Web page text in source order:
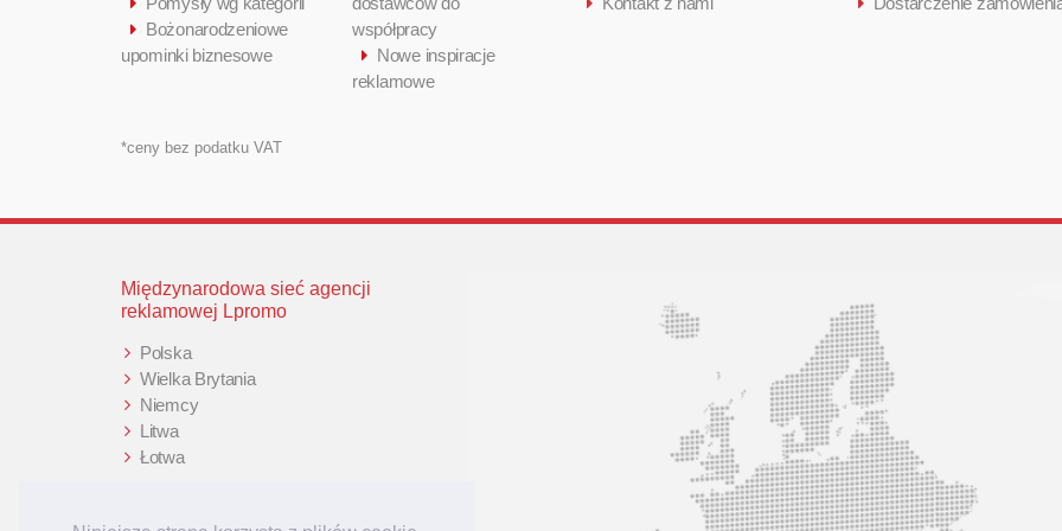
Bożonarodzeniowe
upominki biznesowe
*ceny bez podatku VAT
współpracy
Nowe inspiracje
reklamowe
Międzynarodowa sieć agencji
reklamowej Lpromo
Polska
Wielka Brytania
Niemcy
Litwa
Łotwa